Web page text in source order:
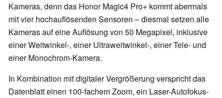
Kameras, denn das Honor Magic4 Pro+ kommt abermals
mit vier hochauflösenden Sensoren – diesmal setzen alle
Kameras auf eine Auflösung von 50 Megapixel, inklusive
einer Weitwinkel-, einer Ultraweitwinkel-, einer Tele- und
einer Monochrom-Kamera.
In Kombination mit digitaler Vergrößerung verspricht das
Datenblatt einen 100-fachem Zoom, ein Laser-Autofokus-